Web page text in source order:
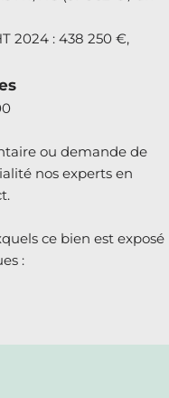
2024 : 438 250 €,
ou demande de
nos experts en
ce bien est exposé
: